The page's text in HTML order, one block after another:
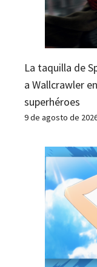
La taquilla de
a Wallcrawler
superhéroes
9 de agosto de